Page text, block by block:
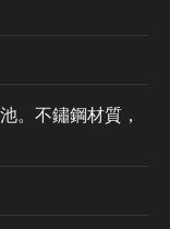
。不鏽鋼材質，